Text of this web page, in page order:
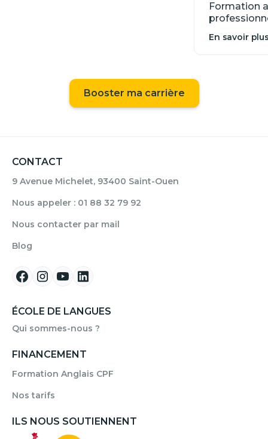
Formation
En savoir
Booster ma carrière
CONTACT
9 Avenue Michelet, 93400 Saint-Ouen
Nous appeler : 01 88 32 79 92
Nous contacter par mail
Blog
ÉCOLE DE LANGUES
Qui sommes-nous ?
FINANCEMENT
Formation Anglais CPF
Nos tarifs
ILS NOUS SOUTIENNENT